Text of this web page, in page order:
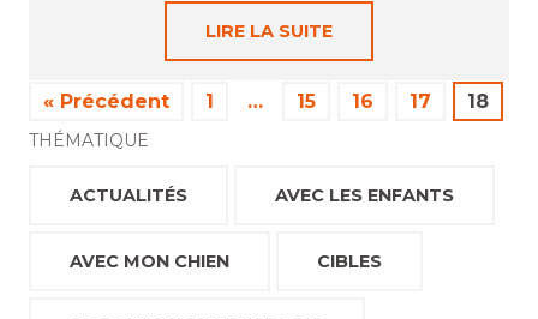
LIRE LA SUITE
« Précédent 1 … 15 16 17 18
THÉMATIQUE
ACTUALITÉS AVEC LES ENFANTS
AVEC MON CHIEN CIBLES